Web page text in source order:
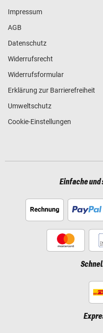
Impressum
AGB
Datenschutz
Widerrufsrecht
Widerrufsformular
Erklärung zur Barrierefreiheit
Umweltschutz
Cookie-Einstellungen
Einfache und